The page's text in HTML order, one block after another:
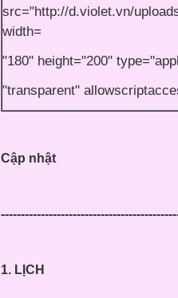
src="http://d.violet.vn/
width=
"180" height="200"
"transparent"
Cập nhật
1. LỊCH